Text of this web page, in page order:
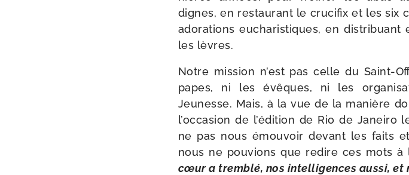
dignes, en res­tau­rant le cru­ci­fix et les six
ado­ra­tions eucha­ris­tiques, en
les lèvres.
Notre mis­sion n’est pas celle du Saint-​
papes, ni les évêques, ni les
Jeunesse. Mais, à la vue de la manière
l’occasion de l’édition de Rio de Janeiro
ne pas nous émou­voir devant les faits
nous ne pou­vions que redire ces mots
cœur a trem­blé, nos intel­li­gences aus­si, et